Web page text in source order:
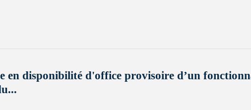
en disponibilité d'office provisoire d’un